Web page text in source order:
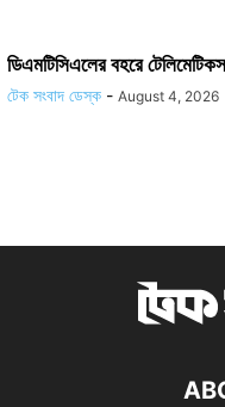
ডিএমটিসিএলের বহরে
টেক সংবাদ ডেস্ক - August 4, 2026